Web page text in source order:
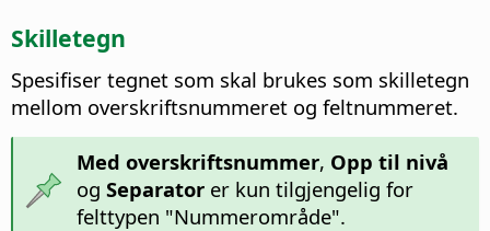
Skilletegn
Spesifiser tegnet som skal brukes som skilletegn
mellom overskriftsnummeret og feltnummeret.
Med overskriftsnummer, Opp til nivå
og Separatorer kun tilgjengelig for
felttypen "Nummerområde".